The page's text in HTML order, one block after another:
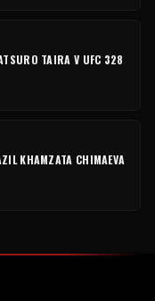
TAIRA V UFC 328
KHAMZATA CHIMAEVA